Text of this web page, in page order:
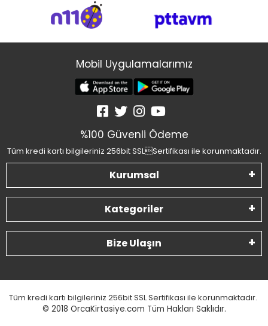
Mobil Uygulamalarımız
%100 Güvenli Ödeme
Tüm kredi kartı bilgileriniz 256bit SSLSertifikası ile korunmaktadır.
Kurumsal
Kategoriler
Bize Ulaşın
Tüm kredi kartı bilgileriniz 256bit SSL Sertifikası ile korunmaktadır.
© 2018 OrcaKirtasiye.com Tüm Hakları Saklıdır.